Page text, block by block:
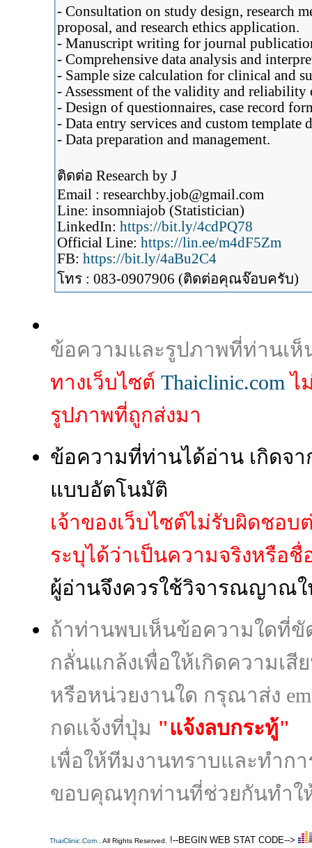
- Consultation on study design, research
proposal, and research ethics application.
- Manuscript writing for journal
- Comprehensive data analysis and
- Sample size calculation for clinical and
- Assessment of the validity and reliability
- Design of questionnaires, case record
- Data entry services and custom template
- Data preparation and management.
ติดต่อ Research by J
Email : researchby.job@gmail.com
Line: insomniajob (Statistician)
LinkedIn: https://bit.ly/4cdPQ78
Official Line: https://lin.ee/m4dF5Zm
FB: https://bit.ly/4aBu2C4
โทร : 083-0907906 (ติดต่อคุณจ๊อบครับ)
ข้อความและรูปภาพที่ท่านเห็
ทางเว็บไซต์ Thaiclinic.com ไ
รูปภาพที่ถูกส่งมา
ข้อความที่ท่านได้อ่าน เกิดจ
แบบอัตโนมัติ
เจ้าของเว็บไซต์ไม่รับผิดชอ
ระบุได้ว่าเป็นความจริงหรือ
ผู้อ่านจึงควรใช้วิจารณญาณใ
ถ้าท่านพบเห็นข้อความใดที่
กลั่นแกล้งเพื่อให้เกิดความเ
หรือหน่วยงานใด กรุณาส่ง
กดแจ้งที่ปุ่ม "แจ้งลบกระทู้"
เพื่อให้ทีมงานทราบและทำก
ขอบคุณทุกท่านที่ช่วยกันทำใ
ThaiClinic.Com . All Rights Reserved. !--BEGIN WEB STAT CODE-->